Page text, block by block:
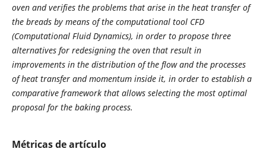
oven and verifies the problems that arise in the heat transfer of
the breads by means of the computational tool CFD
(Computational Fluid Dynamics), in order to propose three
alternatives for redesigning the oven that result in
improvements in the distribution of the flow and the processes
of heat transfer and momentum inside it, in order to establish a
comparative framework that allows selecting the most optimal
proposal for the baking process.
Métricas de artículo